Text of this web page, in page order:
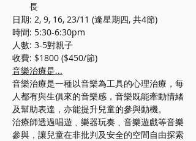
長
日期: 2, 9, 16, 23/11 (逢星期四, 共4節)
時間: 5:30-6:30pm
人數: 3-5對親子
收費: $1800 ($450/節)
音樂治療是...
音樂治療是一種以音樂為工具的心理治療，每
人都有與生俱來的音樂感，音樂既能牽動情緒
及幫助表達，亦能提升兒童的參與動機。
治療師透過唱遊﹑樂器玩奏﹑音樂遊戲等音樂
參與，讓兒童在非批判及安全的空間自由探索